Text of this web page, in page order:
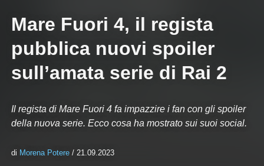
Mare Fuori 4, il regista
pubblica nuovi spoiler
sull’amata serie di Rai 2
Il regista di Mare Fuori 4 fa impazzire i fan con gli spoiler
della nuova serie. Ecco cosa ha mostrato sui suoi social.
di Morena Potere / 21.09.2023